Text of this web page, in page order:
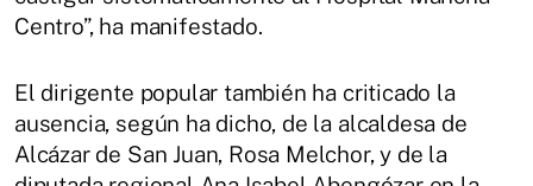
Centro”, ha manifestado.
El dirigente popular también ha criticado la
ausencia, según ha dicho, de la alcaldesa de
Alcázar de San Juan, Rosa Melchor, y de la